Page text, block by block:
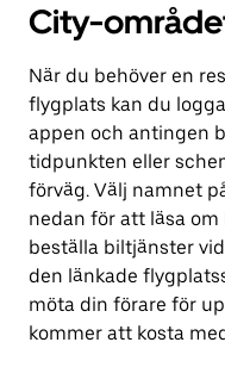
City-
När du behöver en
flygplats kan du
appen och antingen
tidpunkten eller
förväg. Välj namnet
nedan för att läsa
beställa biltjänster
den länkade
möta din förare för
kommer att kosta